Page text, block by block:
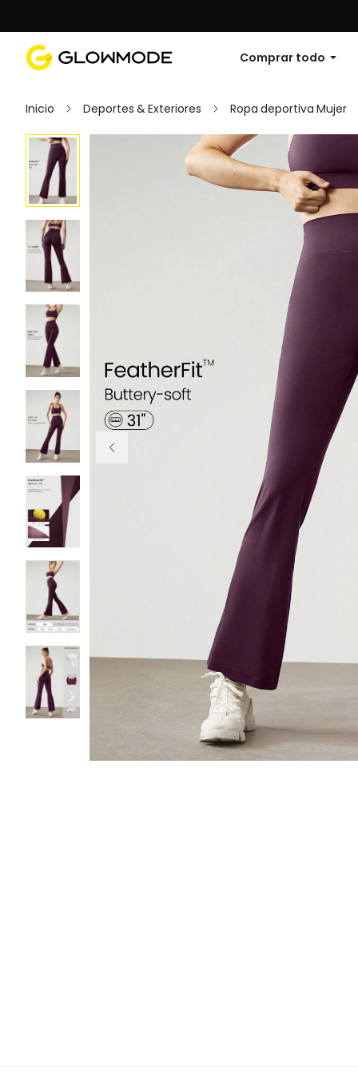
Comprar todo
Inicio Deportes & Exteriores Ropa deportiva Mujer